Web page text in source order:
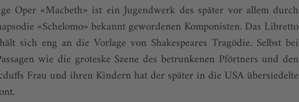
Oper «Macbeth» ist ein Jugendwerk des später vor allem durch
«Schelomo» bekannt gewordenen Komponis­ten. Das Libretto
sich eng an die Vorlage von Shakespeares Tragödie. Selbst bei
wie die groteske Szene des betrunkenen Pförtners und den
Frau und ihren Kindern hat der später in die USA übersiedelte